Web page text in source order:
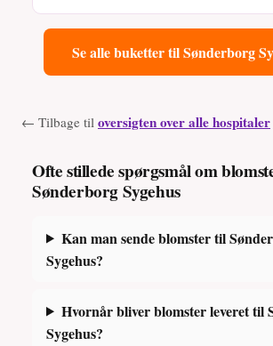
Se alle buketter til Sønderborg
← Tilbage til oversigten over alle hospitaler
Ofte stillede spørgsmål om
Sønderborg Sygehus
Kan man sende blomster til
Sygehus?
Hvornår bliver blomster leveret til
Sygehus?